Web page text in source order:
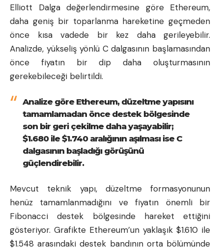
Elliott Dalga değerlendirmesine göre Ethereum,
daha geniş bir toparlanma hareketine geçmeden
önce kısa vadede bir kez daha gerileyebilir.
Analizde, yükseliş yönlü C dalgasının başlamasından
önce fiyatın bir dip daha oluşturmasının
gerekebileceği belirtildi.
Analize göre Ethereum, düzeltme yapısını
tamamlamadan önce destek bölgesinde
son bir geri çekilme daha yaşayabilir;
$1.680 ile $1.740 aralığının aşılması ise C
dalgasının başladığı görüşünü
güçlendirebilir.
Mevcut teknik yapı, düzeltme formasyonunun
henüz tamamlanmadığını ve fiyatın önemli bir
Fibonacci destek bölgesinde hareket ettiğini
gösteriyor. Grafikte Ethereum’un yaklaşık $1.610 ile
$1.548 arasındaki destek bandının orta bölümünde